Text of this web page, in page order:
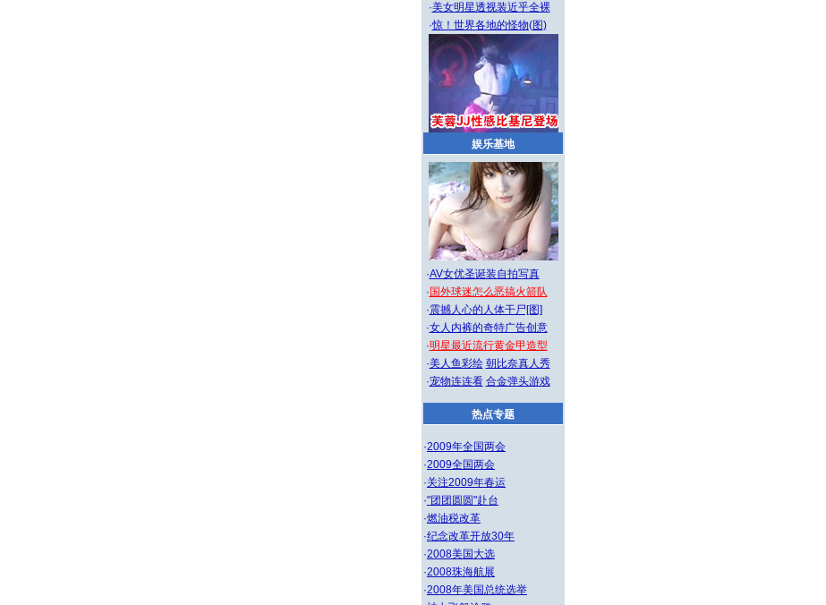
·美女明星透视装近乎全裸
·惊！世界各地的怪物(图)
娱乐基地
·AV女优圣诞装自拍写真
· 国外球迷怎么恶搞火箭队
·震撼人心的人体干尸[图]
·女人内裤的奇特广告创意
·明星最近流行黄金甲造型
·美人鱼彩绘 朝比奈真人秀
·宠物连连看 合金弹头游戏
热点专题
·2009年全国两会
·2009全国两会
·关注2009年春运
·"团团圆圆"赴台
·燃油税改革
·纪念改革开放30年
·2008美国大选
·2008珠海航展
·2008年美国总统选举